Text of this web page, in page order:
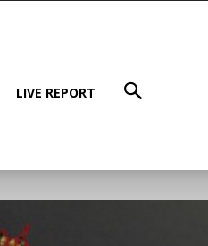
LIVE REPORT